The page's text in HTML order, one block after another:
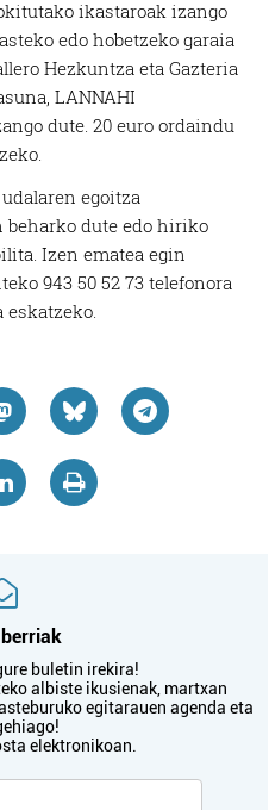
ikastaroak izango
edo hobetzeko garaia
Hezkuntza eta Gazteria
LANNAHI
dute. 20 euro ordaindu
egoitza
dute edo hiriko
Izen ematea egin
943 50 52 73 telefonora
buletin irekira!
albiste ikusienak, martxan
egitarauen agenda eta
elektronikoan.